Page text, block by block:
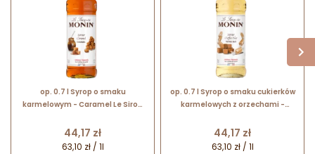
op. 0.7 l Syrop o smaku
karmelowym - Caramel Le Sirop
Cena
44,17 zł
63,10 zł / 1l
op. 0.7 l Syrop o smaku cukierków
karmelowych z orzechami -
szklana butelka
Cena
44,17 zł
63,10 zł / 1l